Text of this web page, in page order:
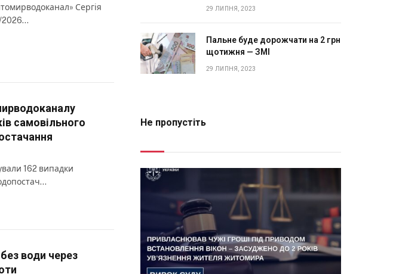
Сергія
2026…
самовільного
162 випадки
води через
29 ЛИПНЯ, 2023
Пальне буде дорожчати на 2 грн
щотижня — ЗМІ
29 ЛИПНЯ, 2023
Не пропустіть